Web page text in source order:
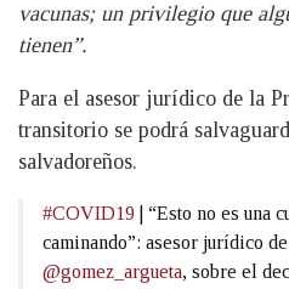
vacunas; un privilegio que
tienen”.
Para el asesor jurídico de la
transitorio se podrá
salvadoreños.
#COVID19 | “Esto no es una
caminando”: asesor jurídico
@gomez_argueta, sobre el